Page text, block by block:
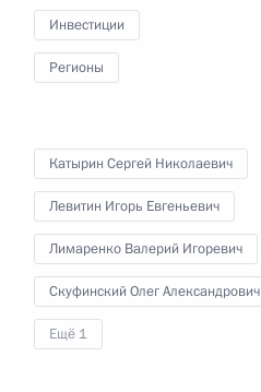
по направлению
по направлению «Малое
Инвестиции
Регионы
Катырин Сергей Николаевич
Левитин Игорь Евгеньевич
Лимаренко Валерий Игоревич
Скуфинский Олег Александрович
Ещё 1